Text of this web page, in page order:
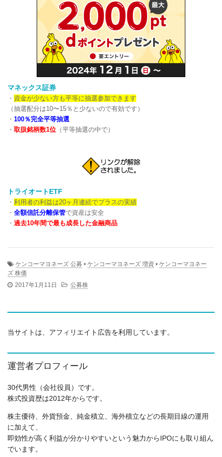
マネックス証券
・ 資金が少ない方も平等に抽選参加できます
（抽選配分は10〜15％と少ないので有効です）
・ 100％完全平等抽選
・ 取扱銘柄数1位 （平等抽選の中で）
トライオートETF
・ 利用者の利益は20ヶ月連続でプラスの実績
・ 全額信託分離保管で資産は安全
・ 過去10年間で最も成長した金融商品
ケンコーマヨネーズ 公募 • ケンコーマヨネーズ 増資 • ケンコーマヨネー
ズ 株価
2017年1月11日
公募株
当サイトは、アフィリエイト広告を利用しています。
運営者プロフィール
30代男性（会社役員）です。
株式投資歴は2012年からです。
株主優待、外貨預金、純金積立、海外積立などの長期目線の運用
に加えて、
即効性が高く利益が分かりやすいという魅力からIPOにも取り組ん
でいます。